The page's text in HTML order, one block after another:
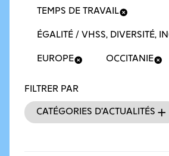
FILTRER PAR
Catégories d’actualités
TEMPS DE TRAVAIL
ÉGALITÉ / VHSS, DIVERSITÉ,
EUROPE OCCITANIE